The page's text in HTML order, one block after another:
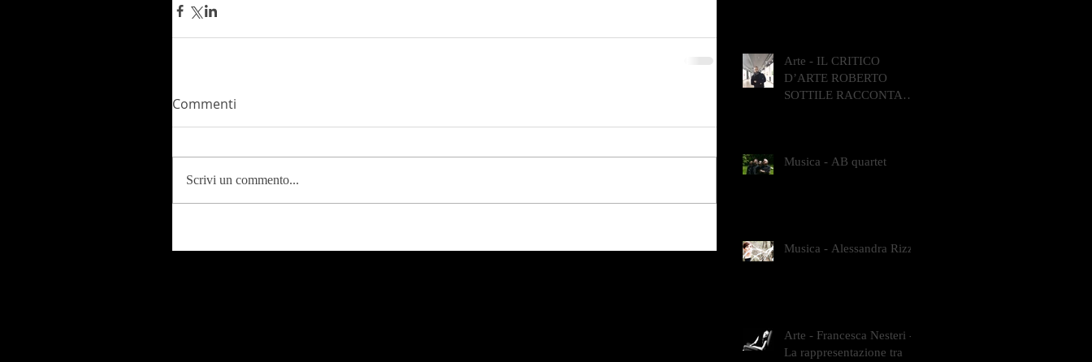
Commenti
Scrivi un commento...
Arte - IL CRITICO
D’ARTE ROBERTO
SOTTILE RACCONTA
Musica - AB quartet
Musica - Alessandra Rizzo
Arte - Francesca Nesteri -
La rappresentazione tra